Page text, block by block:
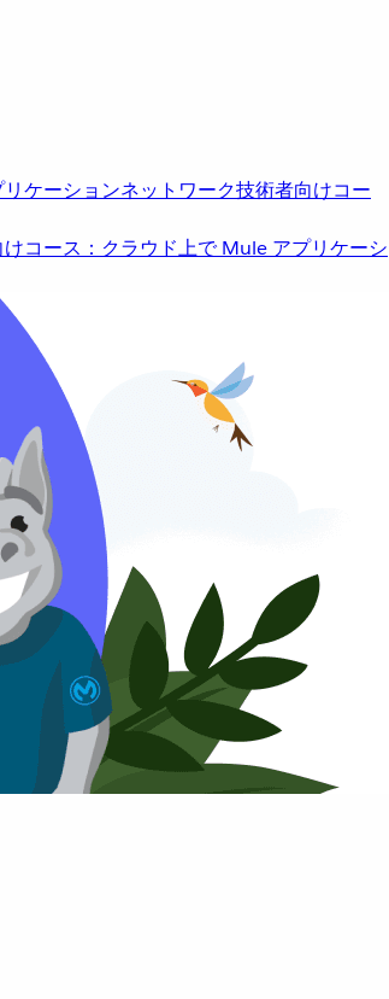
リケーションネットワーク技術者向けコー
コース：クラウド上で Mule アプリケーシ